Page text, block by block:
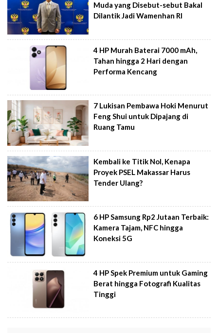
Muda yang Disebut-sebut Bakal
Dilantik Jadi Wamenhan RI
4 HP Murah Baterai 7000 mAh,
Tahan hingga 2 Hari dengan
Performa Kencang
7 Lukisan Pembawa Hoki Menurut
Feng Shui untuk Dipajang di
Ruang Tamu
Kembali ke Titik Nol, Kenapa
Proyek PSEL Makassar Harus
Tender Ulang?
6 HP Samsung Rp2 Jutaan Terbaik:
Kamera Tajam, NFC hingga
Koneksi 5G
4 HP Spek Premium untuk Gaming
Berat hingga Fotografi Kualitas
Tinggi